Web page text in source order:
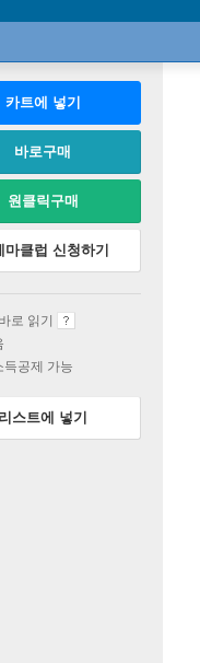
카트에 넣기
바로구매
원클릭구매
마클럽 신청하기
로 읽기
득공제 가능
리스트에 넣기